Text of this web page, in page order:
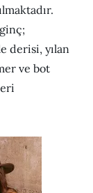
derisi, yılan
ve bot